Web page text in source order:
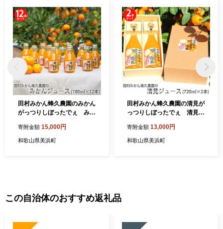
田村みかん蜂久農園のみかん
がっつりしぼったでぇ みか
寄附金額 15,000円
和歌山県美浜町
田村みかん蜂久農園の清見が
っつりしぼったでぇ 清見ジ
年4月以降に順次発送予定
寄附金額 13,000円
和歌山県美浜町
この自治体のおすすめ返礼品